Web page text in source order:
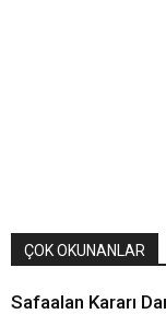
ÇOK OKUNANLAR
Safaalan Kararı